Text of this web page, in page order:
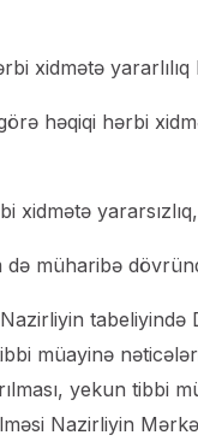
xidmətə yararlılıq
həqiqi hərbi
xidmətə
müharibə
müayinə
yekun tibbi
Nazirliyin